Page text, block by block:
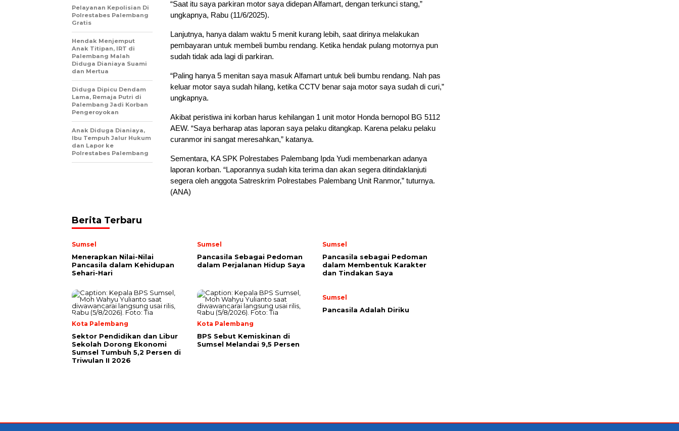
“Saat itu saya parkiran motor saya didepan Alfamart, dengan terkunci stang,”
ungkapnya, Rabu (11/6/2025).
Lanjutnya, hanya dalam waktu 5 menit kurang lebih, saat dirinya melakukan
pembayaran untuk membeli bumbu rendang. Ketika hendak pulang motornya pun
sudah tidak ada lagi di parkiran.
“Paling hanya 5 menitan saya masuk Alfamart untuk beli bumbu rendang. Nah pas
keluar motor saya sudah hilang, ketika CCTV benar saja motor saya sudah di curi,”
ungkapnya.
Akibat peristiwa ini korban harus kehilangan 1 unit motor Honda bernopol BG 5112
AEW. “Saya berharap atas laporan saya pelaku ditangkap. Karena pelaku pelaku
curanmor ini sangat meresahkan,” katanya.
Sementara, KA SPK Polrestabes Palembang Ipda Yudi membenarkan adanya
laporan korban. “Laporannya sudah kita terima dan akan segera ditindaklanjuti
segera oleh anggota Satreskrim Polrestabes Palembang Unit Ranmor,” tuturnya.
(ANA)
Pelayanan Kepolisian Di
Polrestabes Palembang
Gratis
Hendak Menjemput
Anak Titipan, IRT di
Palembang Malah
Diduga Dianiaya Suami
dan Mertua
Diduga Dipicu Dendam
Lama, Remaja Putri di
Palembang Jadi Korban
Pengeroyokan
Anak Diduga Dianiaya,
Ibu Tempuh Jalur Hukum
dan Lapor ke
Polrestabes Palembang
Berita Terbaru
Sumsel
Menerapkan Nilai-Nilai
Pancasila dalam Kehidupan
Sehari-Hari
Sumsel
Pancasila Sebagai Pedoman
dalam Perjalanan Hidup Saya
Sumsel
Pancasila sebagai Pedoman
dalam Membentuk Karakter
dan Tindakan Saya
Kota Palembang
Sektor Pendidikan dan Libur
Sekolah Dorong Ekonomi
Sumsel Tumbuh 5,2 Persen di
Triwulan II 2026
Kota Palembang
BPS Sebut Kemiskinan di
Sumsel Melandai 9,5 Persen
Sumsel
Pancasila Adalah Diriku